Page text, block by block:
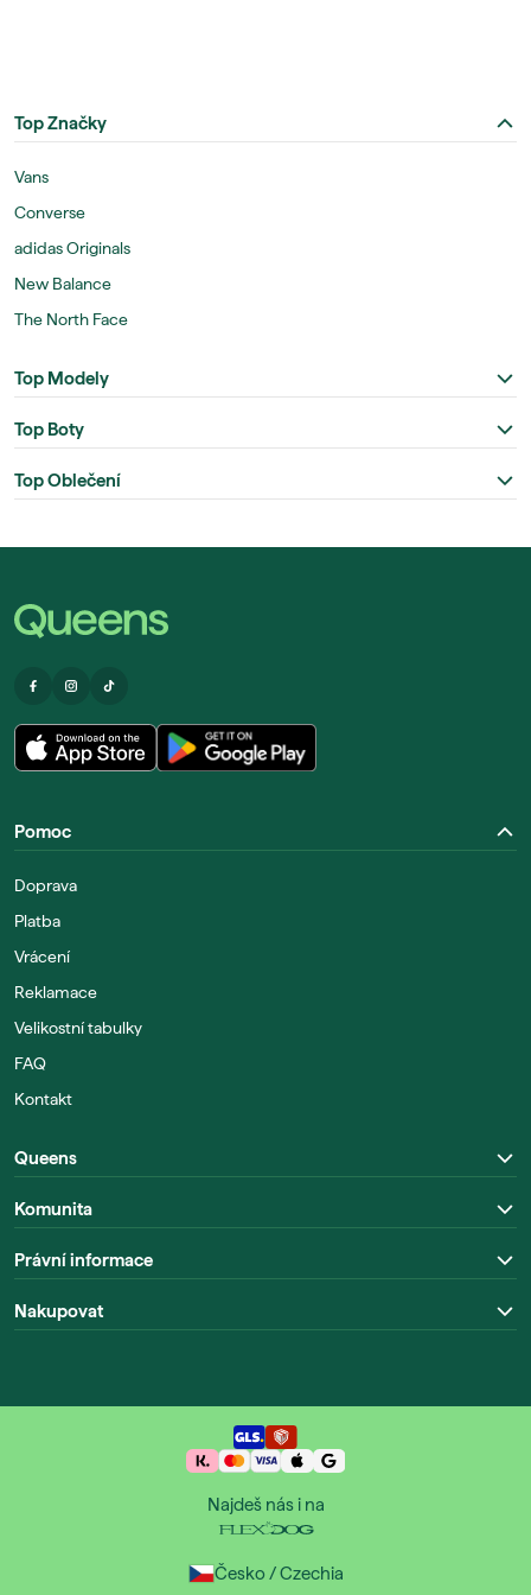
Top Značky
Vans
Converse
adidas Originals
New Balance
The North Face
Top Modely
Top Boty
Top Oblečení
Pomoc
Doprava
Platba
Vrácení
Reklamace
Velikostní tabulky
FAQ
Kontakt
Queens
Komunita
Právní informace
Nakupovat
Najdeš nás i na
Česko / Czechia